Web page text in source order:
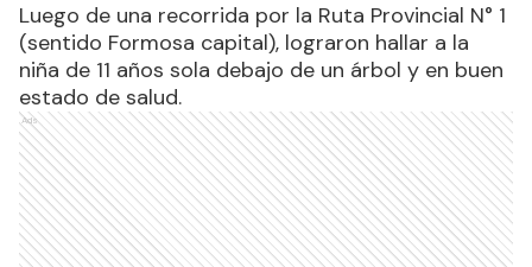
Luego de una recorrida por la Ruta Provincial N° 1
(sentido Formosa capital), lograron hallar a la
niña de 11 años sola debajo de un árbol y en buen
estado de salud.
Ads